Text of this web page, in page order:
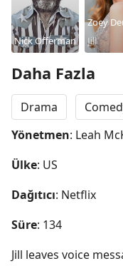
Nick Offerman
Zoey
Jill
Daha Fazla
Drama
Yönetmen: Leah
Ülke: US
Dağıtıcı: Netflix
Süre: 134
Jill leaves voice